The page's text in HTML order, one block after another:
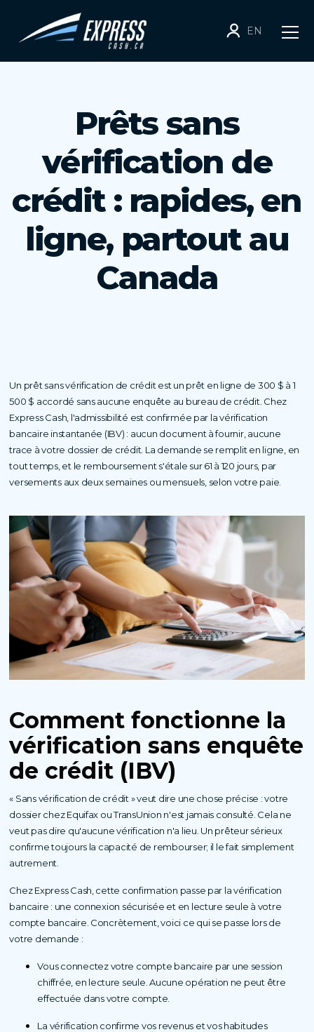
EN
Prêts sans
vérification de
crédit : rapides, en
ligne, partout au
Canada
Un prêt sans vérification de crédit est un prêt en ligne de 300 $ à 1
500 $ accordé sans aucune enquête au bureau de crédit. Chez
Express Cash, l'admissibilité est confirmée par la vérification
bancaire instantanée (IBV) : aucun document à fournir, aucune
trace à votre dossier de crédit. La demande se remplit en ligne, en
tout temps, et le remboursement s'étale sur 61 à 120 jours, par
versements aux deux semaines ou mensuels, selon votre paie.
Comment fonctionne la
vérification sans enquête
de crédit (IBV)
« Sans vérification de crédit » veut dire une chose précise : votre
dossier chez Equifax ou TransUnion n'est jamais consulté. Cela ne
veut pas dire qu'aucune vérification n'a lieu. Un prêteur sérieux
confirme toujours la capacité de rembourser; il le fait simplement
autrement.
Chez Express Cash, cette confirmation passe par la vérification
bancaire : une connexion sécurisée et en lecture seule à votre
compte bancaire. Concrètement, voici ce qui se passe lors de
votre demande :
Vous connectez votre compte bancaire par une session
chiffrée, en lecture seule. Aucune opération ne peut être
effectuée dans votre compte.
La vérification confirme vos revenus et vos habitudes